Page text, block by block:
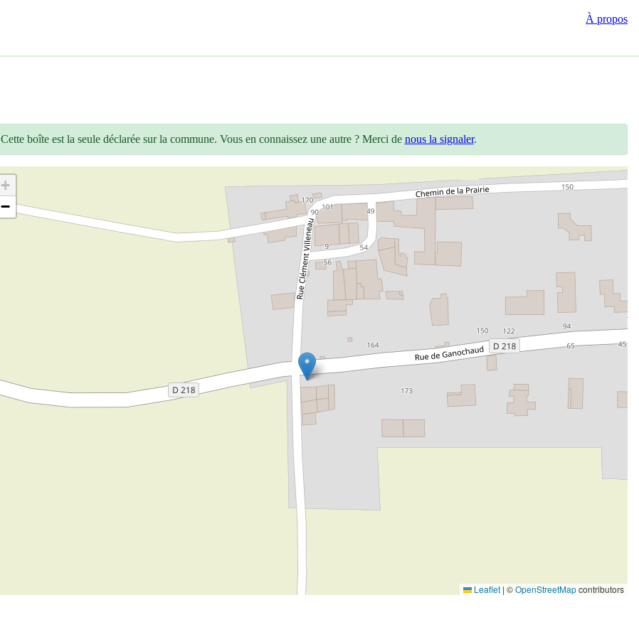
À propos
Cette boîte est la seule déclarée sur la commune. Vous en connaissez une autre ? Merci de nous la signaler.
+
−
Leaflet | ©OpenStreetMapcontributors